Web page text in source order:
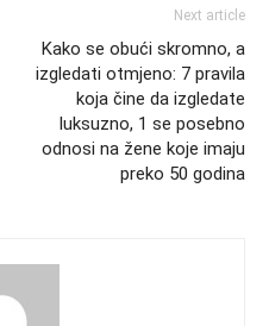
Next article
Kako se obući skromno, a
izgledati otmjeno: 7 pravila
koja čine da izgledate
luksuzno, 1 se posebno
odnosi na žene koje imaju
preko 50 godina